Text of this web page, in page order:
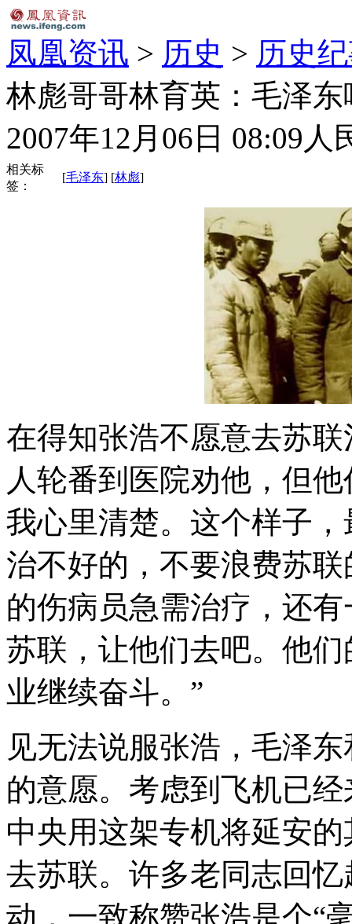
凤凰资讯 > 历史 > 历史
林彪哥哥林育英：毛泽
2007年12月06日 08:09 人
相关标
签：
[毛泽东] [林彪]
在得知张浩不愿意去苏
人轮番到医院劝他，但
我心里清楚。这个样子
治不好的，不要浪费苏
的伤病员急需治疗，还
苏联，让他们去吧。他
业继续奋斗。”
见无法说服张浩，毛泽
的意愿。考虑到飞机已
中央用这架专机将延安
去苏联。许多老同志回
动，一致称赞张浩是个“